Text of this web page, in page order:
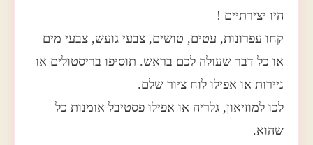
היו יצירתיים !
קחו עפרונות, עטים, טושים, צבעי גועש, צבעי מים
או כל דבר שעולה לכם בראש. תוסיפו בריסטולים או
ניירות או אפילו לוח ציור שלם.
לכו למוזיאון, גלריה או אפילו פסטיבל אומנות כל
שהוא.